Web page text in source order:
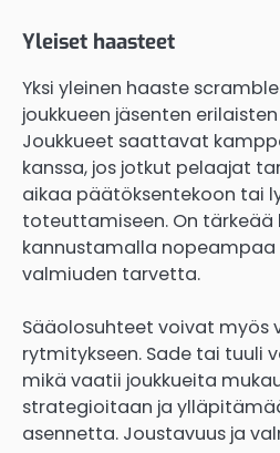
Yleiset haasteet
Yksi yleinen haaste
joukkueen jäsenten
Joukkueet saattavat
kanssa, jos jotkut pelaajat
aikaa päätöksentekoon tai
toteuttamiseen. On
kannustamalla
valmiuden tarvetta.
Sääolosuhteet voivat myös
rytmitykseen. Sade tai tuuli
mikä vaatii joukkueita
strategioitaan ja
asennetta. Joustavuus ja